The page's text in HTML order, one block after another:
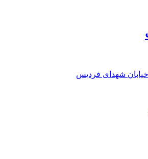
شهدای فردیس